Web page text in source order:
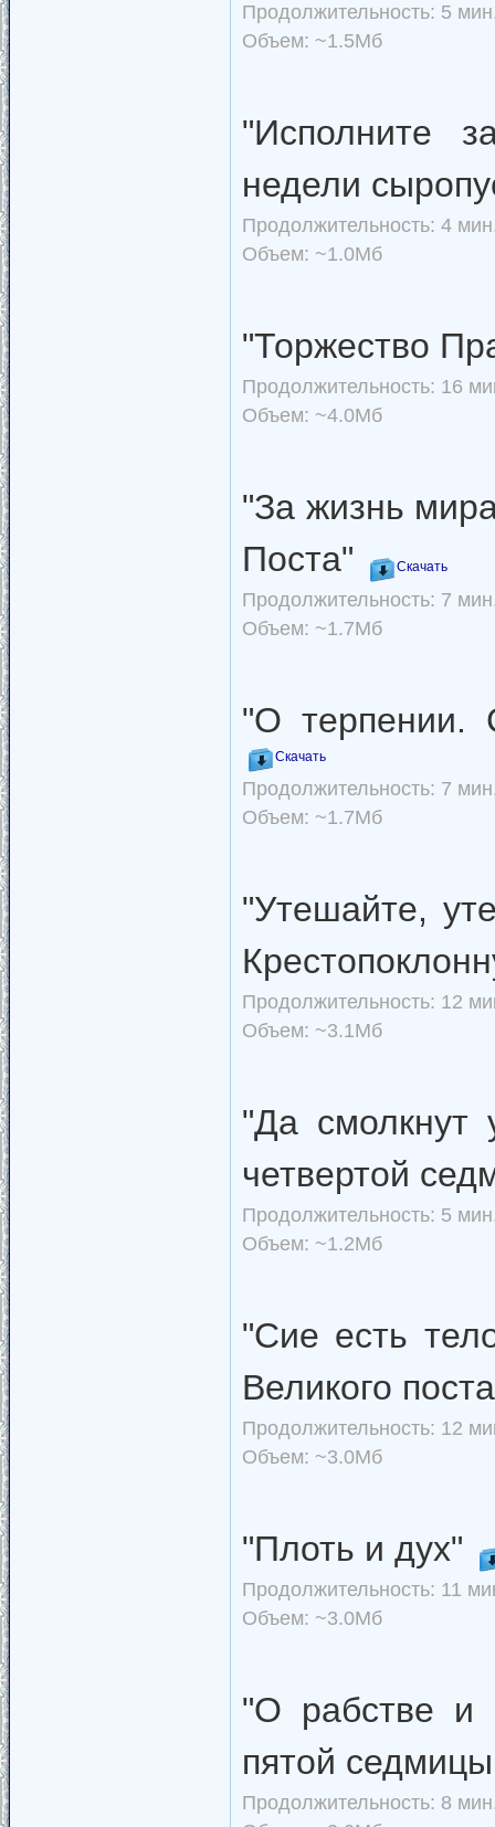
Продолжительность: 5
Объем: ~1.5Мб
"Исполните
недели
Продолжительность: 4
Объем: ~1.0Мб
"Торжество
Продолжительность: 16
Объем: ~4.0Мб
"За жизнь
Поста"
Скачать
Продолжительность: 7
Объем: ~1.7Мб
"О терпении.
Скачать
Продолжительность: 7
Объем: ~1.7Мб
"Утешайте,
Продолжительность: 12
Объем: ~3.1Мб
"Да смолкнут
четвертой
Продолжительность: 5
Объем: ~1.2Мб
"Сие есть
Великого
Продолжительность: 12
Объем: ~3.0Мб
"Плоть и дух"
Продолжительность: 11
Объем: ~3.0Мб
"О рабстве и
пятой
Продолжительность: 8